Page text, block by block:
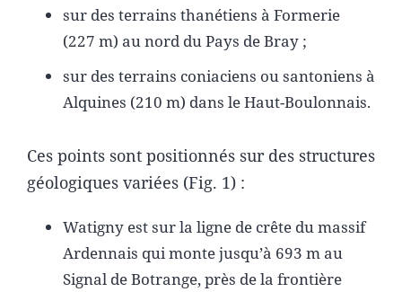
sur des terrains thanétiens à Formerie
(227 m) au nord du Pays de Bray ;
sur des terrains coniaciens ou santoniens à
Alquines (210 m) dans le Haut-Boulonnais.
Ces points sont positionnés sur des structures
géologiques variées (Fig. 1) :
Watigny est sur la ligne de crête du massif
Ardennais qui monte jusqu’à 693 m au
Signal de Botrange, près de la frontière